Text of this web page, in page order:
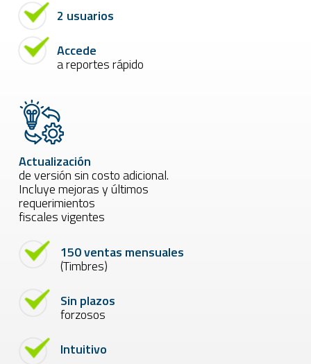
2 usuarios
Accede
a reportes rápido
Actualización
de versión sin costo adicional.
Incluye mejoras y últimos
requerimientos
fiscales vigentes
150 ventas mensuales
(Timbres)
Sin plazos
forzosos
Intuitivo